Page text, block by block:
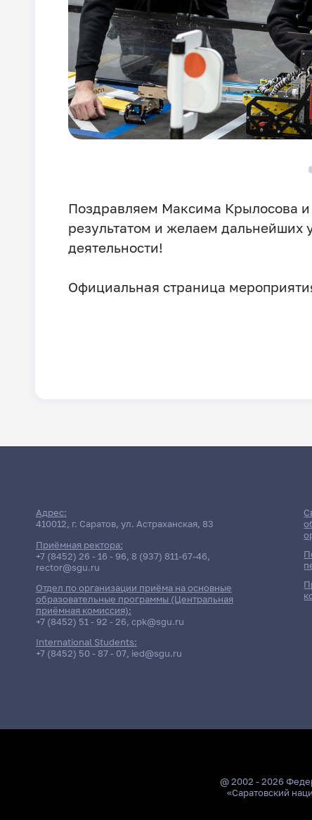
Поздравляем Максима Крылосова
результатом и желаем дальнейших
деятельности!
Официальная страница
Адрес:
410012, г. Саратов, ул. Астраханская, 83
Приёмная ректора:
+7 (8452) 26 - 16 - 96, 8 (937) 811-67-46,
rector@sgu.ru
Отдел по организации приёма на основные
образовательные программы (Центральная
приёмная комиссия):
+7 (8452) 51 - 92 - 26, cpk@sgu.ru
International Students:
+7 (8452) 50 - 87 - 07, ied@sgu.ru
@ 2002 - 2026
«Саратовский